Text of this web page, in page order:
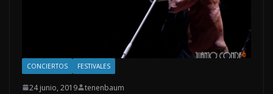
CONCIERTOS FESTIVALES
24 junio, 2019 tenenbaum